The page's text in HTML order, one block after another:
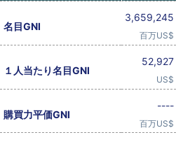
名目GNI
3,659,245
百万US$
１人当たり名目GNI
52,927
US$
購買力平価GNI
----
百万US$